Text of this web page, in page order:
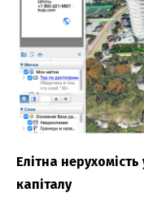
Елітна
капіталу